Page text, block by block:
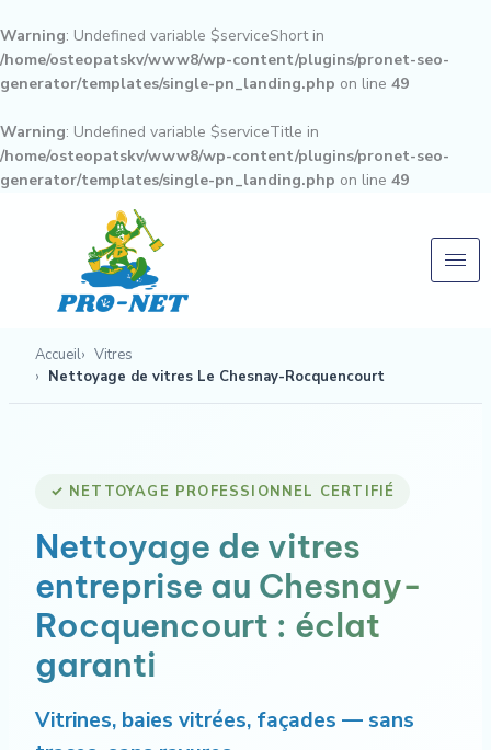
Warning: Undefined variable $serviceShort in
/home/osteopatskv/www8/wp-content/plugins/pronet-seo-
generator/templates/single-pn_landing.php on line 49
Warning: Undefined variable $serviceTitle in
/home/osteopatskv/www8/wp-content/plugins/pronet-seo-
generator/templates/single-pn_landing.php on line 49
au
contenu
Accueil
Vitres
Nettoyage de vitres Le Chesnay-Rocquencourt
✓ NETTOYAGE PROFESSIONNEL CERTIFIÉ
Nettoyage de vitres
entreprise au Chesnay-
Rocquencourt : éclat
garanti
Vitrines, baies vitrées, façades — sans